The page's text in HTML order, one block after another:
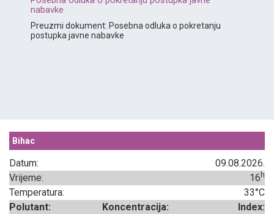
nabavke
Preuzmi dokument: Posebna odluka o pokretanju
postupka javne nabavke
Bihac
Datum:
09.08.2026.
Vrijeme:
16 h
Temperatura:
33°C
Polutant:
Koncentracija:
Index: